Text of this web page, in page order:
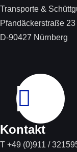
Transporte &
Pfandäckerstraße 23
D-90427 Nürnberg
Kontakt
T +49 (0)911 /